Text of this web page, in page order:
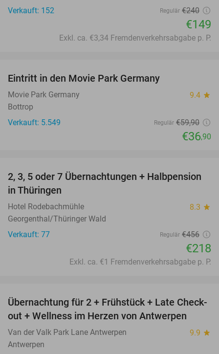
Verkauft: 152
Regulär €240
€149
Exkl. ca. €3,34 Fremdenverkehrsabgabe p. P.
Eintritt in den Movie Park Germany
Movie Park Germany 9.4 star
Bottrop
Verkauft: 5.549
Regulär €59,90
€36,90
52%
2, 3, 5 oder 7 Übernachtungen + Halbpension
in Thüringen
Hotel Rodebachmühle 8.3 star
Georgenthal/Thüringer Wald
Verkauft: 77
Regulär €456
€218
Exkl. ca. €1 Fremdenverkehrsabgabe p. P.
59%
Übernachtung für 2 + Frühstück + Late Check-
out + Wellness im Herzen von Antwerpen
Van der Valk Park Lane Antwerpen 9.9 star
Antwerpen